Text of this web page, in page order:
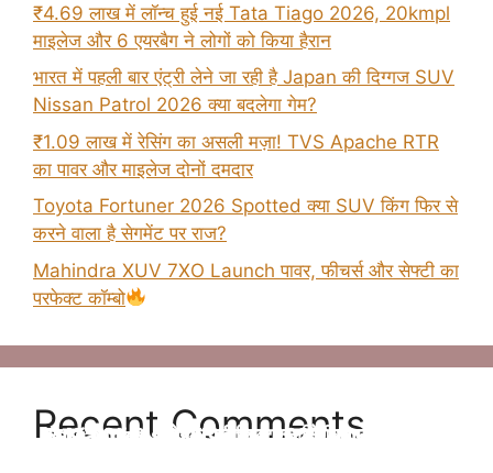
₹4.69 लाख में लॉन्च हुई नई Tata Tiago 2026, 20kmpl
माइलेज और 6 एयरबैग ने लोगों को किया हैरान
भारत में पहली बार एंट्री लेने जा रही है Japan की दिग्गज SUV
Nissan Patrol 2026 क्या बदलेगा गेम?
₹1.09 लाख में रेसिंग का असली मज़ा! TVS Apache RTR
का पावर और माइलेज दोनों दमदार
Toyota Fortuner 2026 Spotted क्या SUV किंग फिर से
करने वाला है सेगमेंट पर राज?
Mahindra XUV 7XO Launch पावर, फीचर्स और सेफ्टी का
परफेक्ट कॉम्बो
Recent Comments
Tata Altroz 2025 फेसलिफ्ट–जानिए क्या-क्या बदला है
न्यू Maruti Suzuki Brezza 2025 अब मात्र ₹8.69
न्यू Kia Clavis सेगमेंट की बेस्ट कार होंगी जल्द लॉन्च